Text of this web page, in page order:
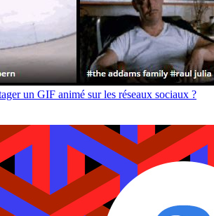
un GIF animé sur les réseaux sociaux ?